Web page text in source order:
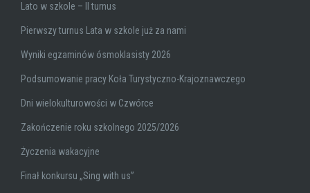
Lato w szkole – II turnus
Pierwszy turnus Lata w szkole już za nami
Wyniki egzaminów ósmoklasisty 2026
Podsumowanie pracy Koła Turystyczno-Krajoznawczego
Dni wielokulturowości w Czwórce
Zakończenie roku szkolnego 2025/2026
Życzenia wakacyjne
Finał konkursu „Sing with us”